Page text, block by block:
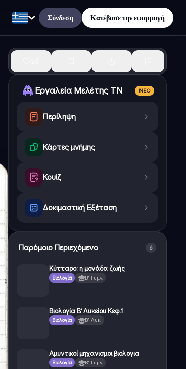
Σύνδεση Κατέβασε την εφαρμογή
Εργαλεία Μελέτης ΤΝ ΝΈΟ
Περίληψη
Κάρτες μνήμης
Κουίζ
Δοκιμαστική Εξέταση
Παρόμοιο Περιεχόμενο 6
Κύτταρο: η μονάδα ζωής
Βιολογία Β' Γυμν.
Βιολογία Β’ Λυκείου Κεφ.1
Βιολογία Β' Λυκ.
Αμυντικοί μηχανισμοι βιολογια
Βιολογία Β' Γυμν.